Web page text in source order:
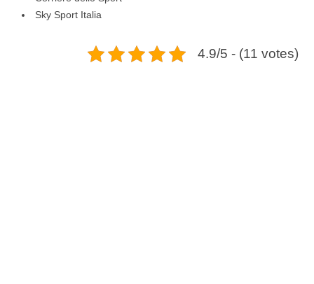
Sky Sport Italia
4.9/5 - (11 votes)